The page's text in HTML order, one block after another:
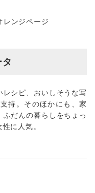
レンジページ
レシピ、おいしそうな写
持。そのほかにも、家
だんの暮らしをちょっ
に人気。